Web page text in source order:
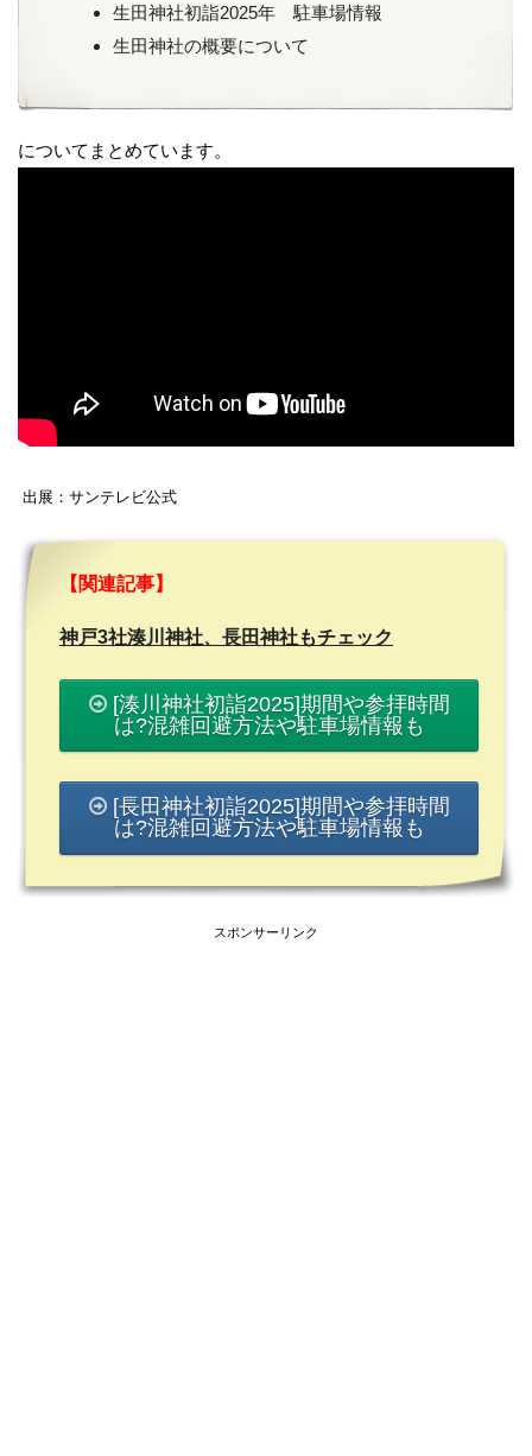
生田神社初詣2025年 駐車場情報
生田神社の概要について
についてまとめています。
出展：サンテレビ公式
【関連記事】
神戸3社湊川神社、長田神社もチェック
[湊川神社初詣2025]期間や参拝時間
は?混雑回避方法や駐車場情報も
[長田神社初詣2025]期間や参拝時間
は?混雑回避方法や駐車場情報も
スポンサーリンク